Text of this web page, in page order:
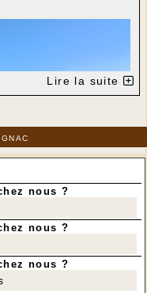
Lire la suite
nous ?
nous ?
nous ?